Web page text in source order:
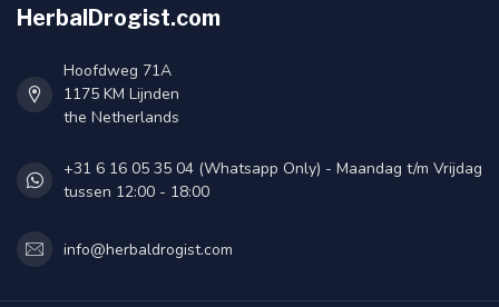
HerbalDrogist.com
Hoofdweg 71A
1175 KM Lijnden
the Netherlands
+31 6 16 05 35 04 (Whatsapp Only) - Maandag t/m Vrijdag
tussen 12:00 - 18:00
info@herbaldrogist.com